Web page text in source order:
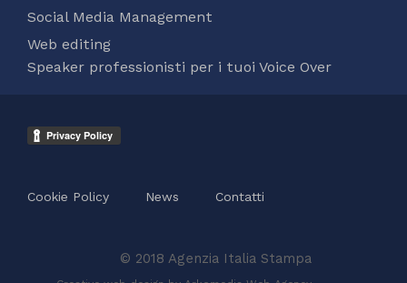
Social Media Management
Web editing
Speaker professionisti per i tuoi Voice Over
Cookie Policy News Contatti
© 2018 Agenzia Italia Stampa